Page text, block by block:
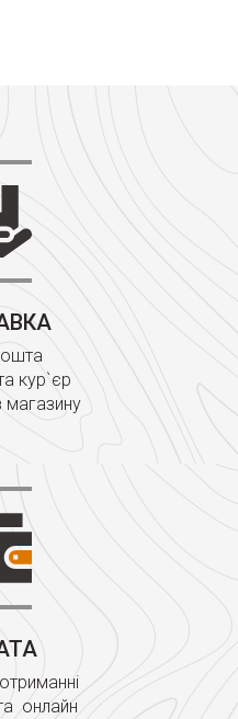
кур`єр
магазину
онлайн